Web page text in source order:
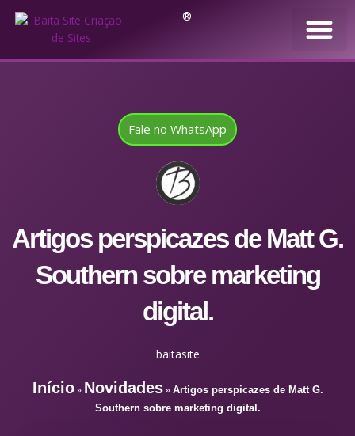
®
Fale no WhatsApp
Artigos perspicazes de Matt G.
Southern sobre marketing
digital.
baitasite
Início» Novidades» Artigos perspicazes de Matt G.
Southern sobre marketing digital.